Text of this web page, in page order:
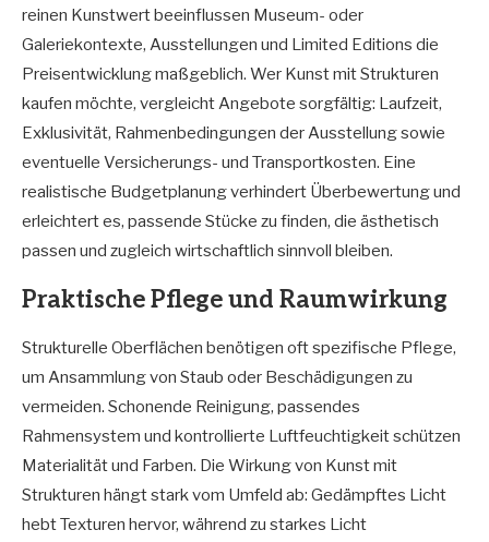
reinen Kunstwert beeinflussen Museum- oder
Galeriekontexte, Ausstellungen und Limited Editions die
Preisentwicklung maßgeblich. Wer Kunst mit Strukturen
kaufen möchte, vergleicht Angebote sorgfältig: Laufzeit,
Exklusivität, Rahmenbedingungen der Ausstellung sowie
eventuelle Versicherungs- und Transportkosten. Eine
realistische Budgetplanung verhindert Überbewertung und
erleichtert es, passende Stücke zu finden, die ästhetisch
passen und zugleich wirtschaftlich sinnvoll bleiben.
Praktische Pflege und Raumwirkung
Strukturelle Oberflächen benötigen oft spezifische Pflege,
um Ansammlung von Staub oder Beschädigungen zu
vermeiden. Schonende Reinigung, passendes
Rahmensystem und kontrollierte Luftfeuchtigkeit schützen
Materialität und Farben. Die Wirkung von Kunst mit
Strukturen hängt stark vom Umfeld ab: Gedämpftes Licht
hebt Texturen hervor, während zu starkes Licht